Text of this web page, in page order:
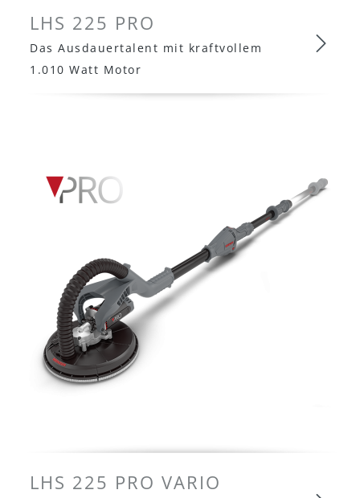
LHS 225 PRO
Das Ausdauertalent mit kraftvollem
1.010 Watt Motor
LHS 225 PRO VARIO